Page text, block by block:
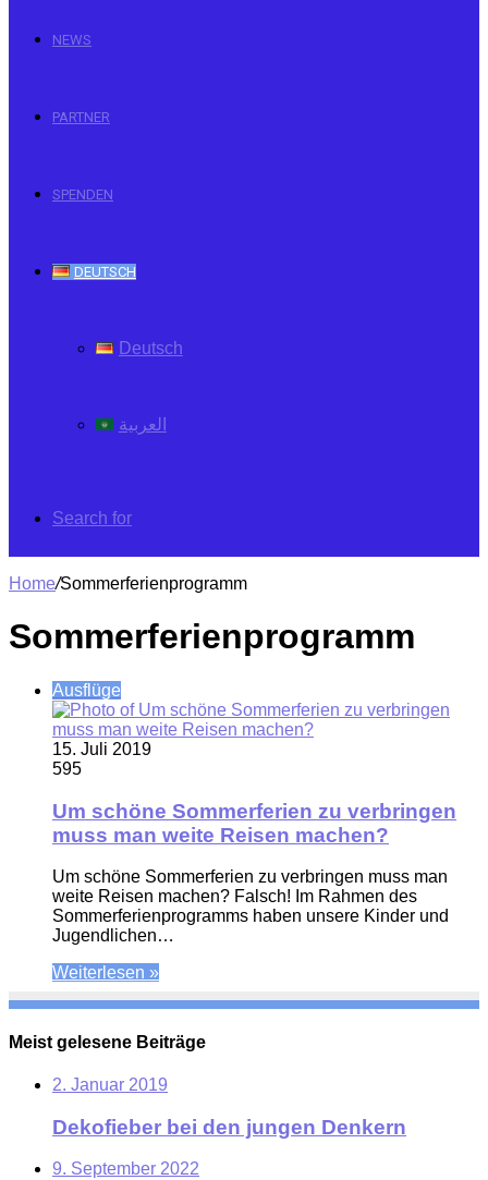
NEWS
PARTNER
SPENDEN
DEUTSCH
Deutsch
العربية
Search for
Home/Sommerferienprogramm
Sommerferienprogramm
Ausflüge
15. Juli 2019
595
Um schöne Sommerferien zu verbringen
muss man weite Reisen machen?
Um schöne Sommerferien zu verbringen muss man
weite Reisen machen? Falsch! Im Rahmen des
Sommerferienprogramms haben unsere Kinder und
Jugendlichen…
Weiterlesen »
Meist gelesene Beiträge
2. Januar 2019
Dekofieber bei den jungen Denkern
9. September 2022